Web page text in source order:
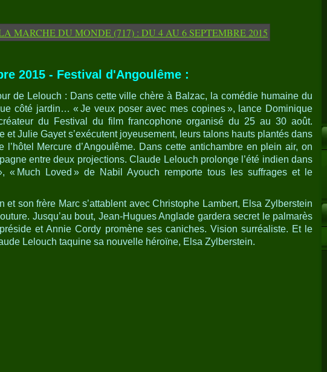
2015 - Festival d'Angoulême :
de Lelouch : Dans cette ville chère à Balzac, la comédie humaine du
côté jardin… « Je veux poser avec mes copines », lance Dominique
du Festival du film francophone organisé du 25 au 30 août.
et Julie Gayet s’exécutent joyeusement, leurs talons hauts plantés dans
l’hôtel Mercure d’Angoulême. Dans cette antichambre en plein air, on
entre deux projections. Claude Lelouch prolonge l’été indien dans
« Much Loved » de Nabil Ayouch remporte tous les suffrages et le
et son frère Marc s’attablent avec Christophe ­Lambert, Elsa Zylberstein
Jusqu’au bout, Jean-­Hugues Anglade gardera secret le palmarès
et Annie Cordy promène ses caniches. Vision surréaliste. Et le
Lelouch taquine sa nouvelle héroïne, Elsa Zylberstein.